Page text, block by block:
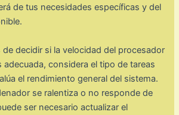
de tus necesidades específicas y del
de decidir si la velocidad del procesador
adecuada, considera el tipo de tareas
el rendimiento general del sistema.
se ralentiza o no responde de
ser necesario actualizar el